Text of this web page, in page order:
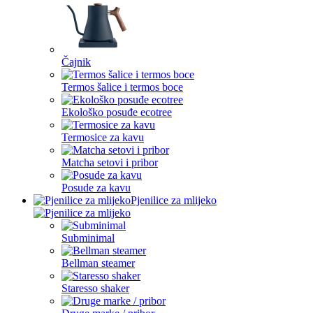
Čajnik
Termos šalice i termos boce
Ekološko posuđe ecotree
Termosice za kavu
Matcha setovi i pribor
Posude za kavu
Pjenilice za mlijeko
Subminimal
Bellman steamer
Staresso shaker